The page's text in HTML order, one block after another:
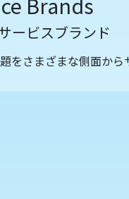
ービスブランド
をさまざまな側面から